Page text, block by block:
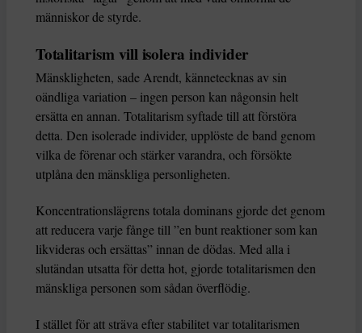
människor de styrde.
Totalitarism vill isolera individer
Mänskligheten, sade Arendt, kännetecknas av sin
oändliga variation – ingen person kan någonsin helt
ersätta en annan. Totalitarism syftade till att förstöra
detta. Den isolerade individer, upplöste de band genom
vilka de förenar och stärker varandra, och försökte
utplåna den mänskliga personligheten.
Koncentrationslägrens totala dominans gjorde det genom
att reducera varje fånge till ”en bunt reaktioner som kan
likvideras och ersättas” innan de dödas. Med alla i
slutändan utsatta för detta hot, gjorde totalitarismen den
mänskliga personen som sådan överflödig.
I stället för att sträva efter stabilitet var totalitarismen